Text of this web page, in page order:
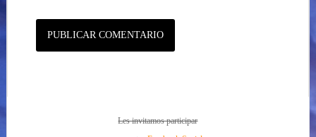
Les invitamos participar